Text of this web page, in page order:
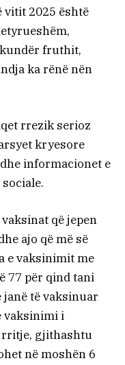
vitit 2025 është
kundër fruthit,
ka rënë nën
rrezik serioz
kryesore
informacionet e
që jepen
ajo që më së
e vaksinimit me
77 për qind tani
janë të vaksinuar
vaksinimi i
rritje, gjithashtu
në moshën 6